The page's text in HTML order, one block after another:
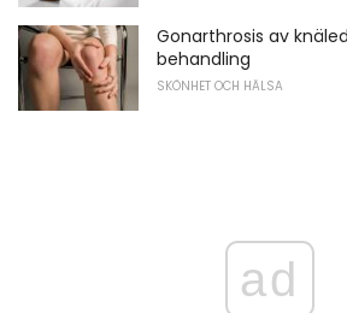
Gonarthrosis av
behandling
SKÖNHET OCH HÄLSA
ad